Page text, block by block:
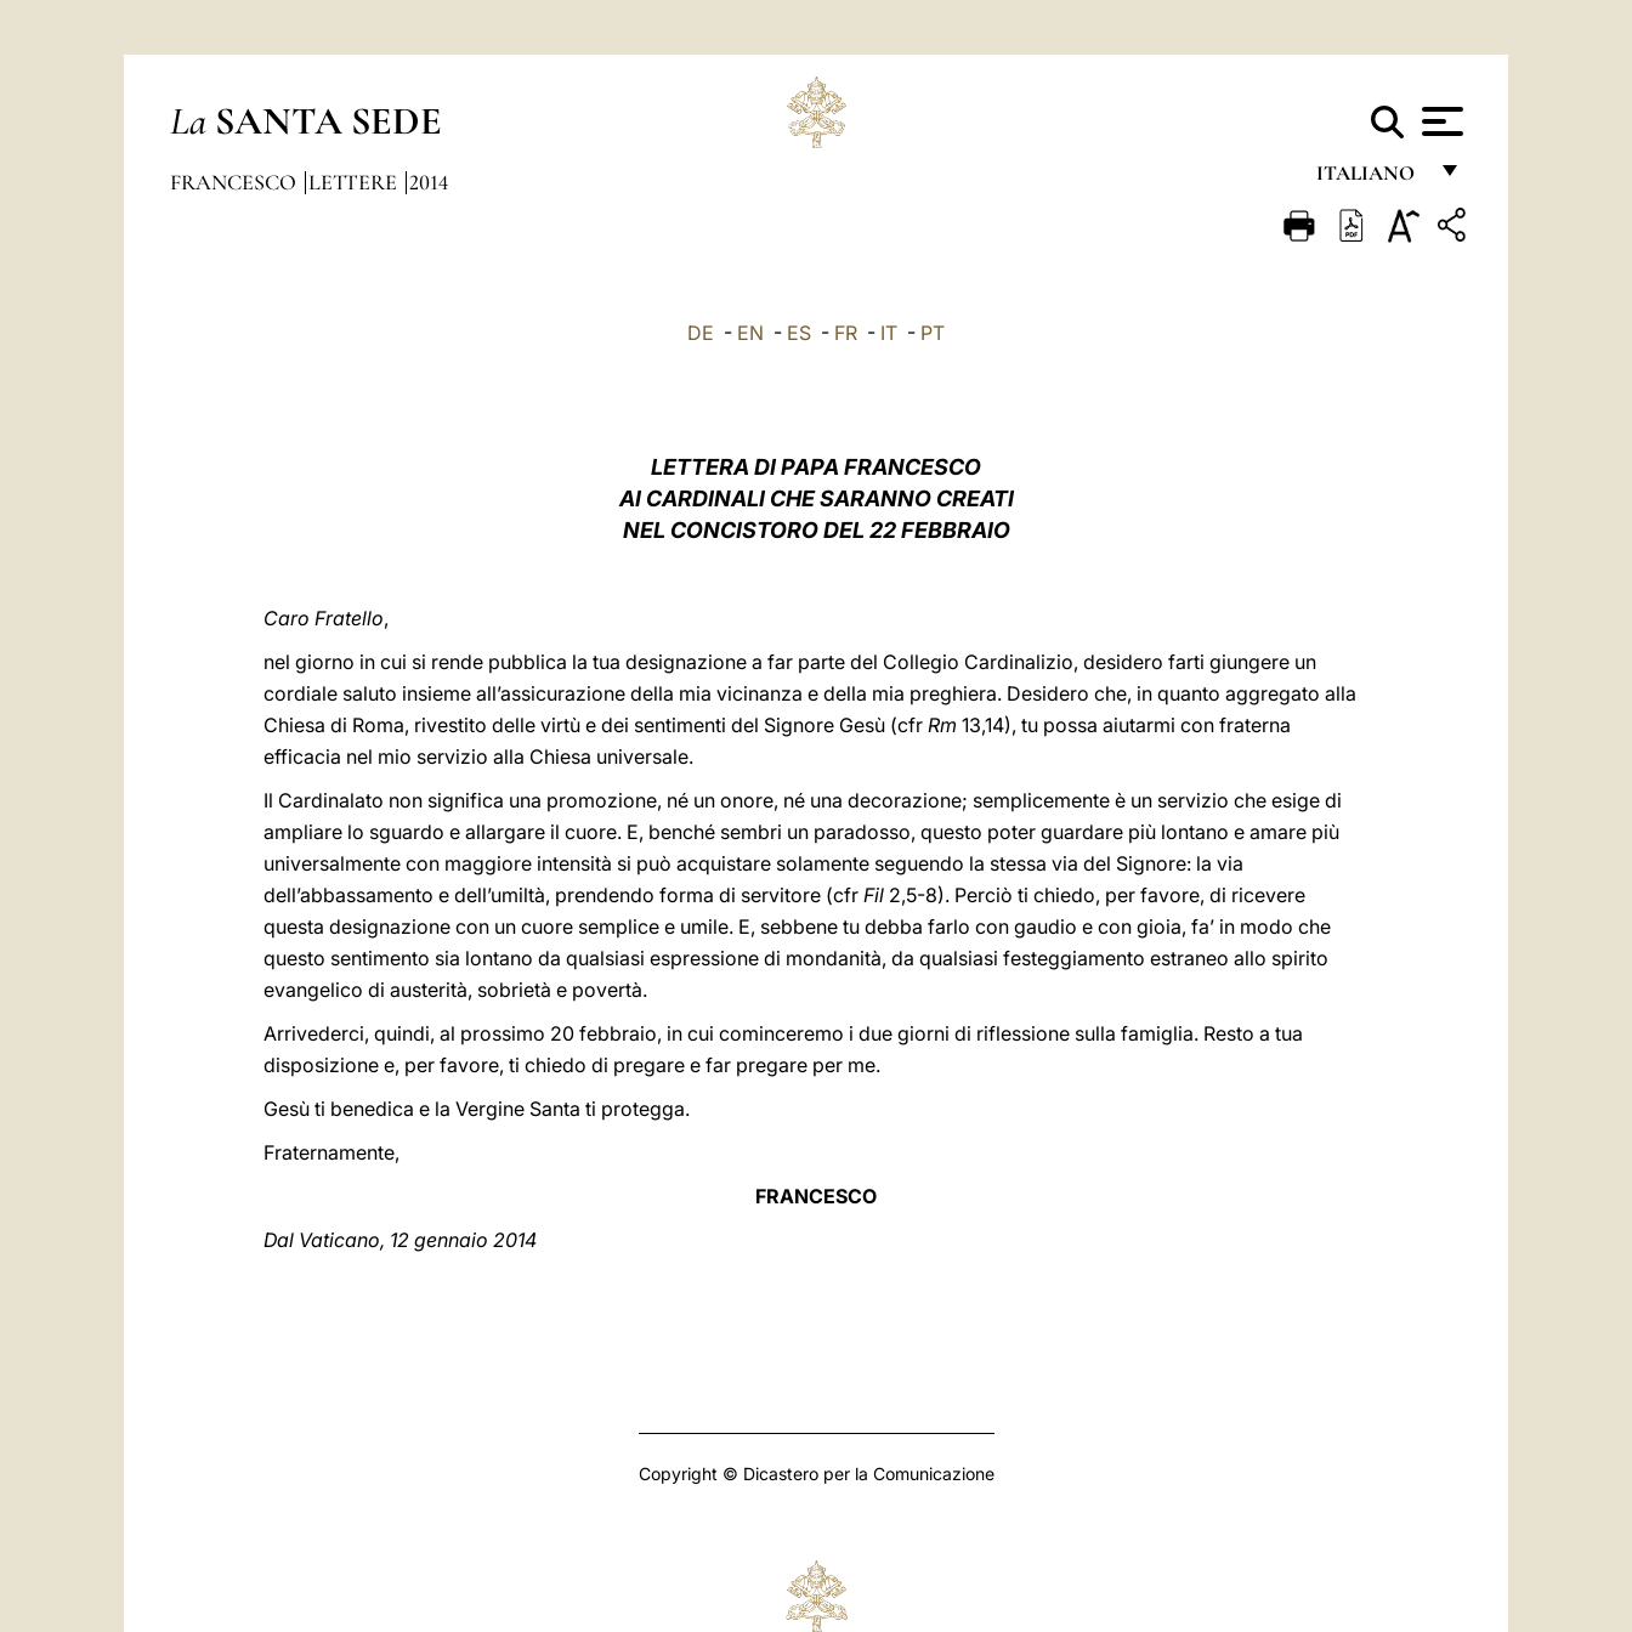
La SANTA SEDE
ITALIANO
FRANÇAIS
FRANCESCO LETTERE 2014
DE - EN - ES - FR - IT - PT
LETTERA DI PAPA FRANCESCO
AI CARDINALI CHE SARANNO CREATI
NEL CONCISTORO DEL 22 FEBBRAIO
Caro Fratello,
nel giorno in cui si rende pubblica la tua designazione a far parte del Collegio Cardinalizio, desidero farti giungere un
cordiale saluto insieme all’assicurazione della mia vicinanza e della mia preghiera. Desidero che, in quanto aggregato alla
Chiesa di Roma, rivestito delle virtù e dei sentimenti del Signore Gesù (cfr Rm 13,14), tu possa aiutarmi con fraterna
efficacia nel mio servizio alla Chiesa universale.
Il Cardinalato non significa una promozione, né un onore, né una decorazione; semplicemente è un servizio che esige di
ampliare lo sguardo e allargare il cuore. E, benché sembri un paradosso, questo poter guardare più lontano e amare più
universalmente con maggiore intensità si può acquistare solamente seguendo la stessa via del Signore: la via
dell’abbassamento e dell’umiltà, prendendo forma di servitore (cfr Fil 2,5-8). Perciò ti chiedo, per favore, di ricevere
questa designazione con un cuore semplice e umile. E, sebbene tu debba farlo con gaudio e con gioia, fa’ in modo che
questo sentimento sia lontano da qualsiasi espressione di mondanità, da qualsiasi festeggiamento estraneo allo spirito
evangelico di austerità, sobrietà e povertà.
Arrivederci, quindi, al prossimo 20 febbraio, in cui cominceremo i due giorni di riflessione sulla famiglia. Resto a tua
disposizione e, per favore, ti chiedo di pregare e far pregare per me.
Gesù ti benedica e la Vergine Santa ti protegga.
Fraternamente,
FRANCESCO
Dal Vaticano, 12 gennaio 2014
Copyright © Dicastero per la Comunicazione